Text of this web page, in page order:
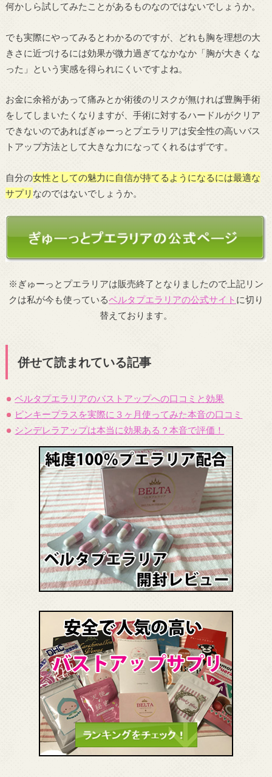
何かしら試してみたことがあるものなのではないでしょうか。
でも実際にやってみるとわかるのですが、どれも胸を理想の大
きさに近づけるには効果が微力過ぎてなかなか「胸が大きくな
った」という実感を得られにくいですよね。
お金に余裕があって痛みとか術後のリスクが無ければ豊胸手術
をしてしまいたくなりますが、手術に対するハードルがクリア
できないのであればぎゅーっとプエラリアは安全性の高いバス
トアップ方法として大きな力になってくれるはずです。
自分の女性としての魅力に自信が持てるようになるには最適な
サプリ なのではないでしょうか。
※ぎゅーっとプエラリアは販売終了となりましたので上記リン
クは私が今も使っているベルタプエラリアの公式サイト に切り
替えております。
併せて読まれている記事
ベルタプエラリアのバストアップへの口コミと効果
ピンキープラスを実際に３ヶ月使ってみた本音の口コミ
シンデレラアップは本当に効果ある？本音で評価！